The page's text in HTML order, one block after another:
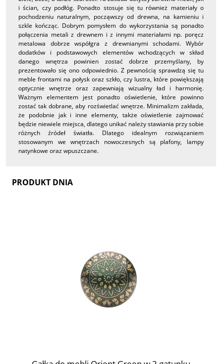
i ścian, czy podłóg. Ponadto stosuje się tu również materiały o
pochodzeniu naturalnym, począwszy od drewna, na kamieniu i
szkle kończąc. Dobrym pomysłem do wykorzystania są ponadto
połączenia metali z drewnem i z innymi materiałami np. poręcz
metalowa dobrze współgra z drewnianymi schodami. Wybór
dodatków i podstawowych elementów wchodzących w skład
danego wnętrza powinien zostać dobrze przemyślany, by
prezentowało się ono odpowiednio. Z pewnością sprawdzą się tu
meble frontami na połysk oraz szkło, czy lustra, które powiększają
optycznie wnętrze oraz zapewniają wizualny ład i harmonię.
Ważnym elementem jest ponadto oświetlenie, które powinno
zostać tak dobrane, aby rozświetlać wnętrze. Minimalizm zakłada,
że podobnie jak i inne elementy, także oświetlenie zajmować
będzie niewiele miejsca, dlatego unikać należy stawiania przy sobie
różnych źródeł światła. Dlatego idealnym rozwiązaniem
stosowanym we wnętrzach nowoczesnych są plafony, lampy
natynkowe oraz wpuszczane.
PRODUKT DNIA